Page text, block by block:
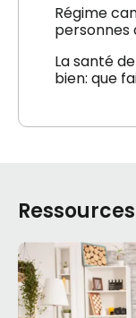
Régime
personnes
La santé
bien: que